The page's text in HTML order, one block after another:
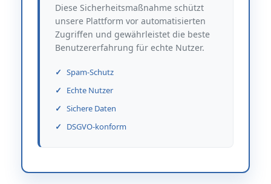
Diese Sicherheitsmaßnahme schützt
unsere Plattform vor automatisierten
Zugriffen und gewährleistet die beste
Benutzererfahrung für echte Nutzer.
Spam-Schutz
Echte Nutzer
Sichere Daten
DSGVO-konform